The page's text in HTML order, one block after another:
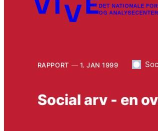
RAPPORT 1. JAN 1999
Social arv - en